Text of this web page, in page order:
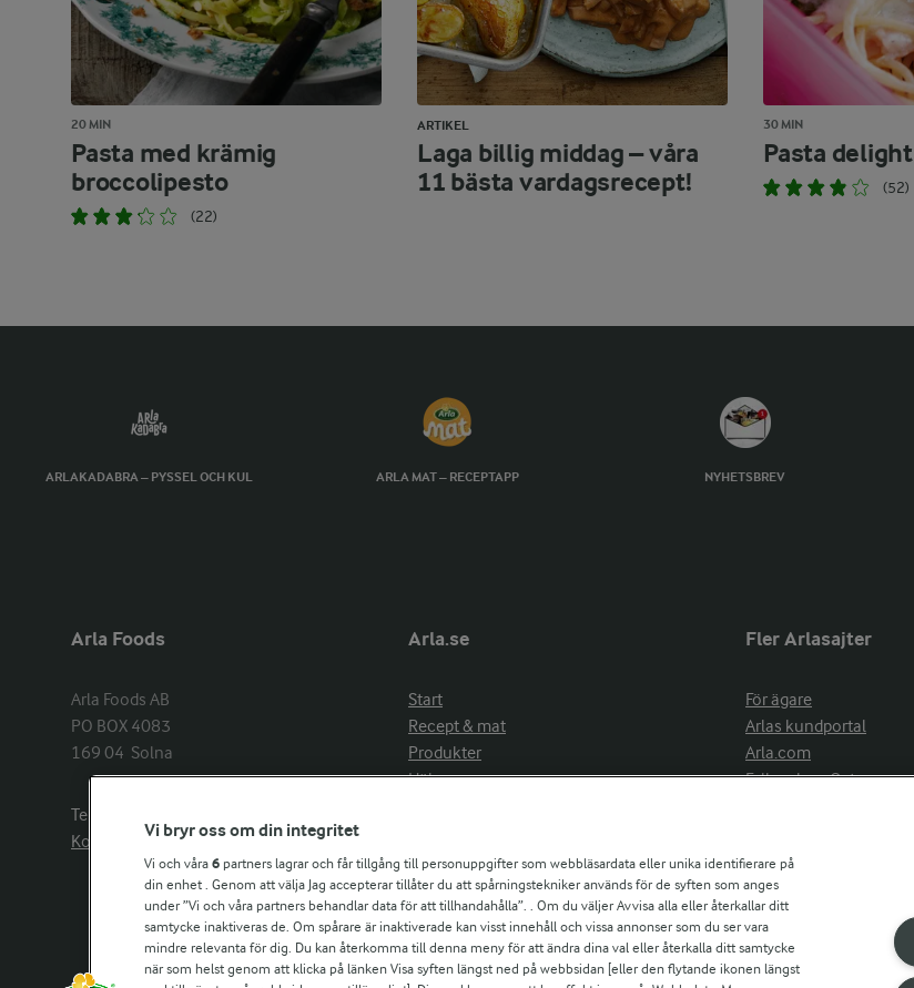
20 MIN
Pasta med krämig
broccolipesto
(22)
ARTIKEL
Laga billig middag – våra
11 bästa vardagsrecept!
30 MIN
Pasta delight
(52)
ARLAKADABRA – PYSSEL OCH KUL ARLA MAT – RECEPTAPP NYHETSBREV
Arla Foods
Arla Foods AB
PO BOX 4083
169 04  Solna
Telefon:
Kontakta oss
Arla.se
Start
Recept & mat
Produkter
Hälsa
Aktuellt
Om Arla
Nyheter & press
Jobb & karriär
Kontakta oss
Fler Arlasajter
För ägare
Arlas kundportal
Arla.com
Falbygdens Ost
Vi bryr oss om din integritet
Vi och våra 6 partners lagrar och får tillgång till personuppgifter som webbläsardata eller unika identifierare på
din enhet . Genom att välja Jag accepterar tillåter du att spårningstekniker används för de syften som anges
under ”Vi och våra partners behandlar data för att tillhandahålla”. . Om du väljer Avvisa alla eller återkallar ditt
samtycke inaktiveras de. Om spårare är inaktiverade kan visst innehåll och vissa annonser som du ser vara
mindre relevanta för dig. Du kan återkomma till denna meny för att ändra dina val eller återkalla ditt samtycke
när som helst genom att klicka på länken Visa syften längst ned på webbsidan [eller den flytande ikonen längst